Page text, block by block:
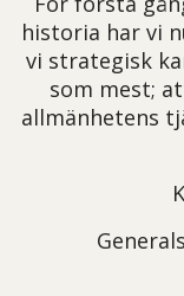
historia har vi
vi strategisk
som mest;
allmänhetens